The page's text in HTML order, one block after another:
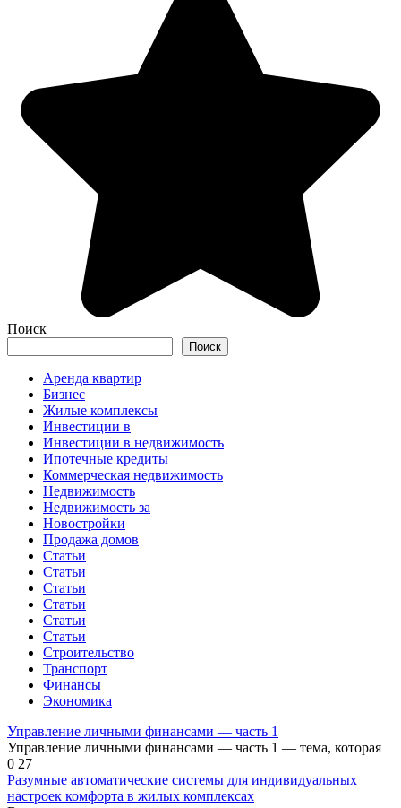
Поиск
Поиск
Аренда квартир
Бизнес
Жилые комплексы
Инвестиции в
Инвестиции в недвижимость
Ипотечные кредиты
Коммерческая недвижимость
Недвижимость
Недвижимость за
Новостройки
Продажа домов
Статьи
Статьи
Статьи
Статьи
Статьи
Статьи
Строительство
Транспорт
Финансы
Экономика
Управление личными финансами — часть 1
Управление личными финансами — часть 1 — тема, которая
0 27
Разумные автоматические системы для индивидуальных
настроек комфорта в жилых комплексах